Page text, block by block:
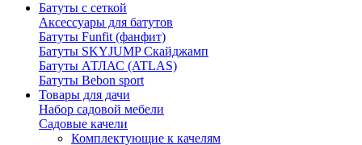
Батуты с сеткой
Аксессуары для батутов
Батуты Funfit (фанфит)
Батуты SKYJUMP Скайджамп
Батуты АТЛАС (ATLAS)
Батуты Вebon sport
Товары для дачи
Набор садовой мебели
Садовые качели
Комплектующие к качелям